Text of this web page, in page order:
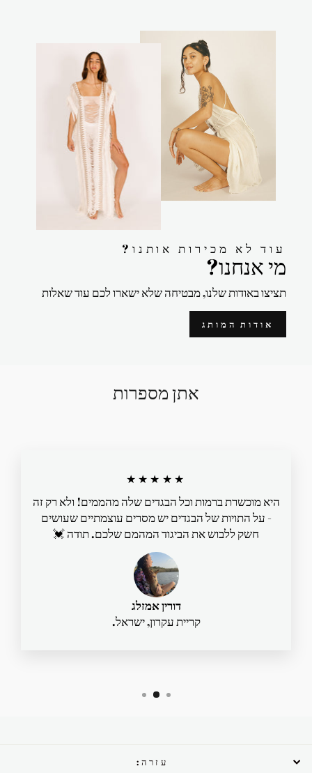
?עוד לא מכירות אותנו
?מי אנחנו
תציצו באודות שלנו, מבטיחה שלא ישארו לכם עוד שאלות
אודות המותג
אתן מספרות
★★★★★
היא מוכשרת ברמות וכל הבגדים שלה מהממים! ולא רק זה
- על התויות של הבגדים יש מסרים עוצמתיים שעושים
חשק ללבוש את הביגוד המהמם שלכם. תודה 💓
דורין אמזלג
קריית עקרון, ישראל.
עזרה: